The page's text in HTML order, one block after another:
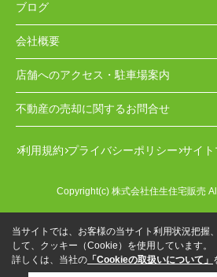
ブログ
会社概要
店舗へのアクセス・駐車場案内
不動産の売却に関するお問合せ
利用規約 プライバシーポリシー サイ
Copyright(c) 株式会社住生住宅販売
当サイトでは、お客様の当サイト利用状況把握
して、クッキー（Cookie）を使用しています。
詳しくは、当社の 「Cookieの取扱いについて」